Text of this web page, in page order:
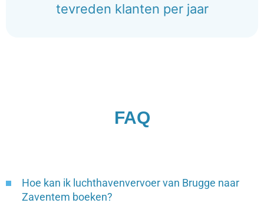
tevreden klanten per jaar
FAQ
Hoe kan ik luchthavenvervoer van Brugge naar
Zaventem boeken?